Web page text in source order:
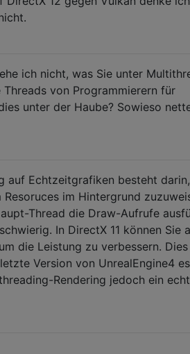
ich nicht, was Sie unter
von Programmierern für
unter der Haube? Sowieso
auf Echtzeitgrafiken besteht
im Hintergrund
Thread die Draw-Aufrufe
In DirectX 11 können Sie
die Leistung zu verbessern.
Version von UnrealEngine4 es
Rendering jedoch ein